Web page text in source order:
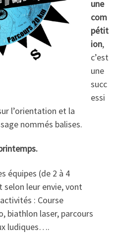
une
com
pétit
ion,
c’est
une
succ
essi
l’orientation et la
nommés balises.
équipes (de 2 à 4
leur envie, vont
: Course
biathlon laser, parcours
ludiques….